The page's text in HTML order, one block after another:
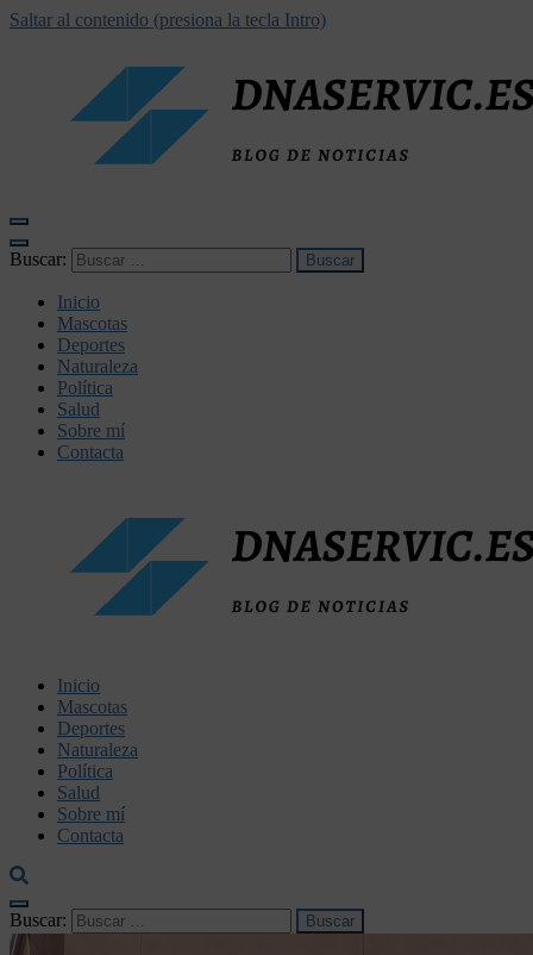
Saltar al contenido (presiona la tecla Intro)
Buscar:
Inicio
Mascotas
Deportes
Naturaleza
Política
Salud
Sobre mí
Contacta
dnaservic.es
Inicio
Mascotas
Deportes
Naturaleza
Política
Salud
Sobre mí
Contacta
Buscar: